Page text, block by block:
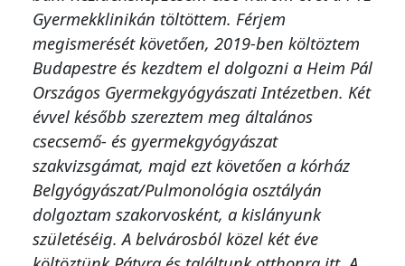
Gyermekklinikán töltöttem. Férjem
megismerését követően, 2019-ben költöztem
Budapestre és kezdtem el dolgozni a Heim Pál
Országos Gyermekgyógyászati Intézetben. Két
évvel később szereztem meg általános
csecsemő- és gyermekgyógyászat
szakvizsgámat, majd ezt követően a kórház
Belgyógyászat/Pulmonológia osztályán
dolgoztam szakorvosként, a kislányunk
születéséig. A belvárosból közel két éve